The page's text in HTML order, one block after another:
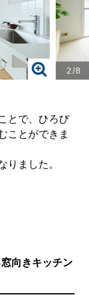
2/8
とで、ひろび
ことができま
りました。
向きキッチン